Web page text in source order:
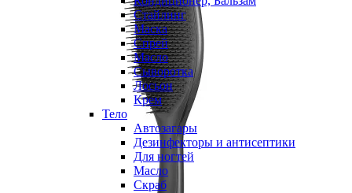
Стайлинг
Маска
Спрей
Масло
Сыворотка
Лосьон
Крем
Тело
Автозагары
Дезинфекторы и антисептики
Для ногтей
Масло
Скраб